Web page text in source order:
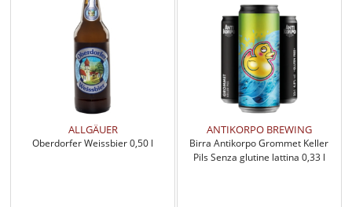
ALLGÄUER
Oberdorfer Weissbier 0,50 l
ANTIKORPO BREWING
Birra Antikorpo Grommet Keller
Pils Senza glutine lattina 0,33 l